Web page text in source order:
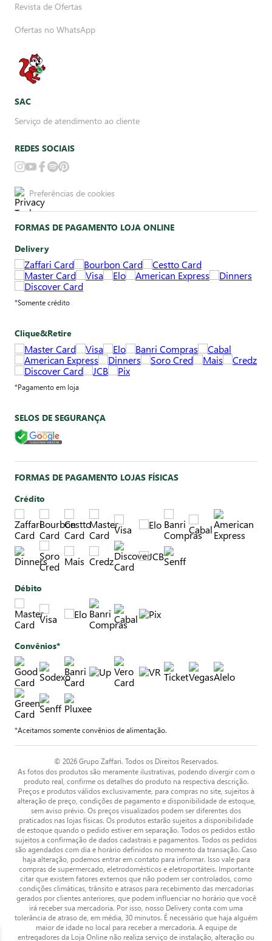
Revista de Ofertas
Ofertas no WhatsApp
SAC
Serviço de atendimento ao cliente
REDES SOCIAIS
Preferências de cookies
FORMAS DE PAGAMENTO LOJA ONLINE
Delivery
*Somente crédito
Clique&Retire
*Pagamento em loja
SELOS DE SEGURANÇA
FORMAS DE PAGAMENTO LOJAS FÍSICAS
Crédito
Débito
Convênios*
*Aceitamos somente convênios de alimentação.
© 2026 Grupo Zaffari. Todos os Direitos Reservados.
As fotos dos produtos são meramente ilustrativas, podendo divergir com o
produto real, confirme os detalhes do produto na respectiva descrição.
Preços e produtos válidos exclusivamente, para compras no site, sujeitos à
alteração de preço, condições de pagamento e disponibilidade de estoque,
sem aviso prévio. Os preços visualizados podem ser diferentes dos
praticados nas lojas físicas. Os produtos estarão sujeitos a disponibilidade
de estoque quando o pedido estiver em separação. Todos os pedidos estão
sujeitos a confirmação de dados cadastrais e pagamentos. Todos os pedidos
são agendados com dia e horário definidos no momento da transação. Caso
haja alteração, podemos entrar em contato para informar. Isso vale para
compras de supermercado, eletrodomésticos e eletroportáteis. Importante
citar que existem fatores externos que não podem ser controlados, como
condições climáticas, trânsito e atrasos para recebimento das mercadorias
gerados por clientes anteriores, que podem influenciar no horário que você
irá receber sua mercadoria. Por isso, nosso Delivery conta com uma
tolerância de atraso de, em média, 30 minutos. É necessário que haja alguém
maior de idade no local para receber a mercadoria. A equipe de
entregadores da Loja Online não realiza serviço de instalação, alteração ou